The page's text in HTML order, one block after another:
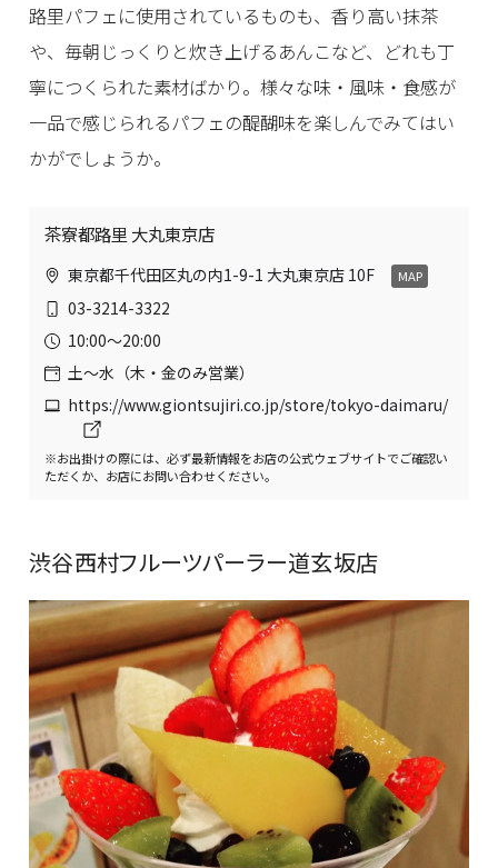
路里パフェに使用されているものも、香り高い抹茶
や、毎朝じっくりと炊き上げるあんこなど、どれも丁
寧につくられた素材ばかり。様々な味・風味・食感が
一品で感じられるパフェの醍醐味を楽しんでみてはい
かがでしょうか。
茶寮都路里 大丸東京店
東京都千代田区丸の内1-9-1 大丸東京店 10F MAP
03-3214-3322
10:00〜20:00
土〜水（木・金のみ営業）
https://www.giontsujiri.co.jp/store/tokyo-daimaru/
※お出掛けの際には、必ず最新情報をお店の公式ウェブサイトでご確認い
ただくか、お店にお問い合わせください。
渋谷西村フルーツパーラー道玄坂店